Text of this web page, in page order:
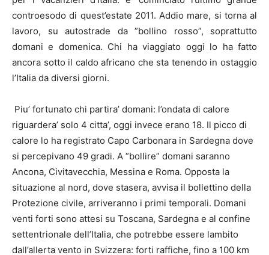
controesodo di quest’estate 2011. Addio mare, si torna al
lavoro, su autostrade da ”bollino rosso”, soprattutto
domani e domenica. Chi ha viaggiato oggi lo ha fatto
ancora sotto il caldo africano che sta tenendo in ostaggio
l’Italia da diversi giorni.
Piu’ fortunato chi partira’ domani: l’ondata di calore
riguardera’ solo 4 citta’, oggi invece erano 18. Il picco di
calore lo ha registrato Capo Carbonara in Sardegna dove
si percepivano 49 gradi. A ”bollire” domani saranno
Ancona, Civitavecchia, Messina e Roma. Opposta la
situazione al nord, dove stasera, avvisa il bollettino della
Protezione civile, arriveranno i primi temporali. Domani
venti forti sono attesi su Toscana, Sardegna e al confine
settentrionale dell’Italia, che potrebbe essere lambito
dall’allerta vento in Svizzera: forti raffiche, fino a 100 km